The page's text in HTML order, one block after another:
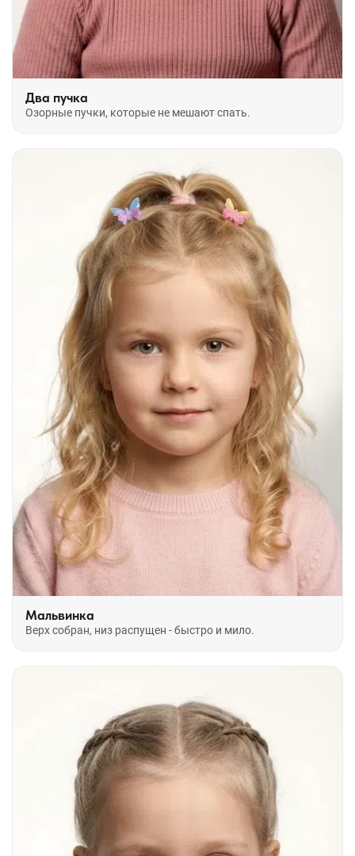
Два пучка
Озорные пучки, которые не мешают спать.
Мальвинка
Верх собран, низ распущен - быстро и мило.